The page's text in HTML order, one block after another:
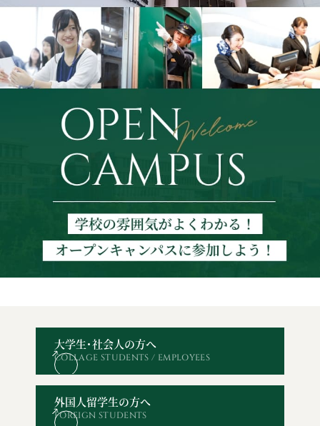
資料請求 オープン
大学生・社会人の方へ
COLLAGE STUDENTS / EMPLOYEES
外国人留学生の方へ
FOREIGN STUDENTS